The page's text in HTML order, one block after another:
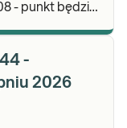
-
2026